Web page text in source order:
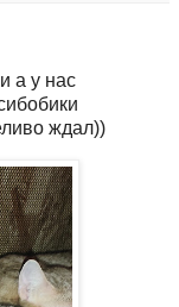
а у нас
ждал))